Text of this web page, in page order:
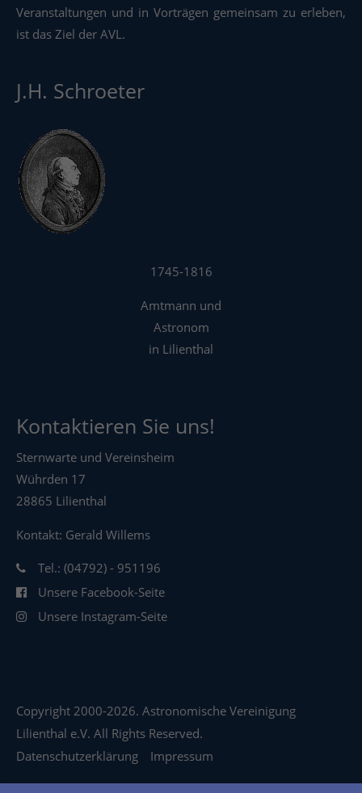
Veranstaltungen und in Vorträgen gemeinsam zu erleben,
ist das Ziel der AVL.
J.H. Schroeter
1745-1816
Amtmann und
Astronom
in Lilienthal
Kontaktieren Sie uns!
Sternwarte und Vereinsheim
Wührden 17
28865 Lilienthal
Kontakt: Gerald Willems
Tel.: (04792) - 951196
Unsere Facebook-Seite
Unsere Instagram-Seite
Copyright 2000-2026. Astronomische Vereinigung
Lilienthal e.V. All Rights Reserved.
Datenschutzerklärung
Impressum